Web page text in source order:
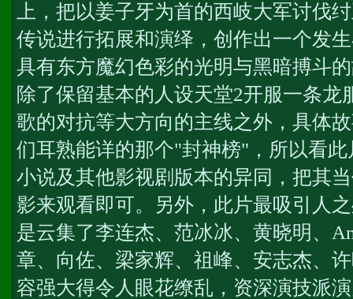
上，把以姜子牙为首的西岐大军讨伐
传说进行拓展和演绎，创作出一个发
具有东方魔幻色彩的光明与黑暗搏斗
除了保留基本的人设天堂2开服一条龙
歌的对抗等大方向的主线之外，具体
们耳熟能详的那个"封神榜"，所以看
小说及其他影视剧版本的异同，把其
影来观看即可。另外，此片最吸引人
是云集了李连杰、范冰冰、黄晓明、
章、向佐、梁家辉、祖峰、安志杰、
容强大得令人眼花缭乱，资深演技派